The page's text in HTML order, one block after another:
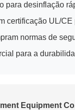
para desinflação
certificação UL/
normas de
para a
Equipment